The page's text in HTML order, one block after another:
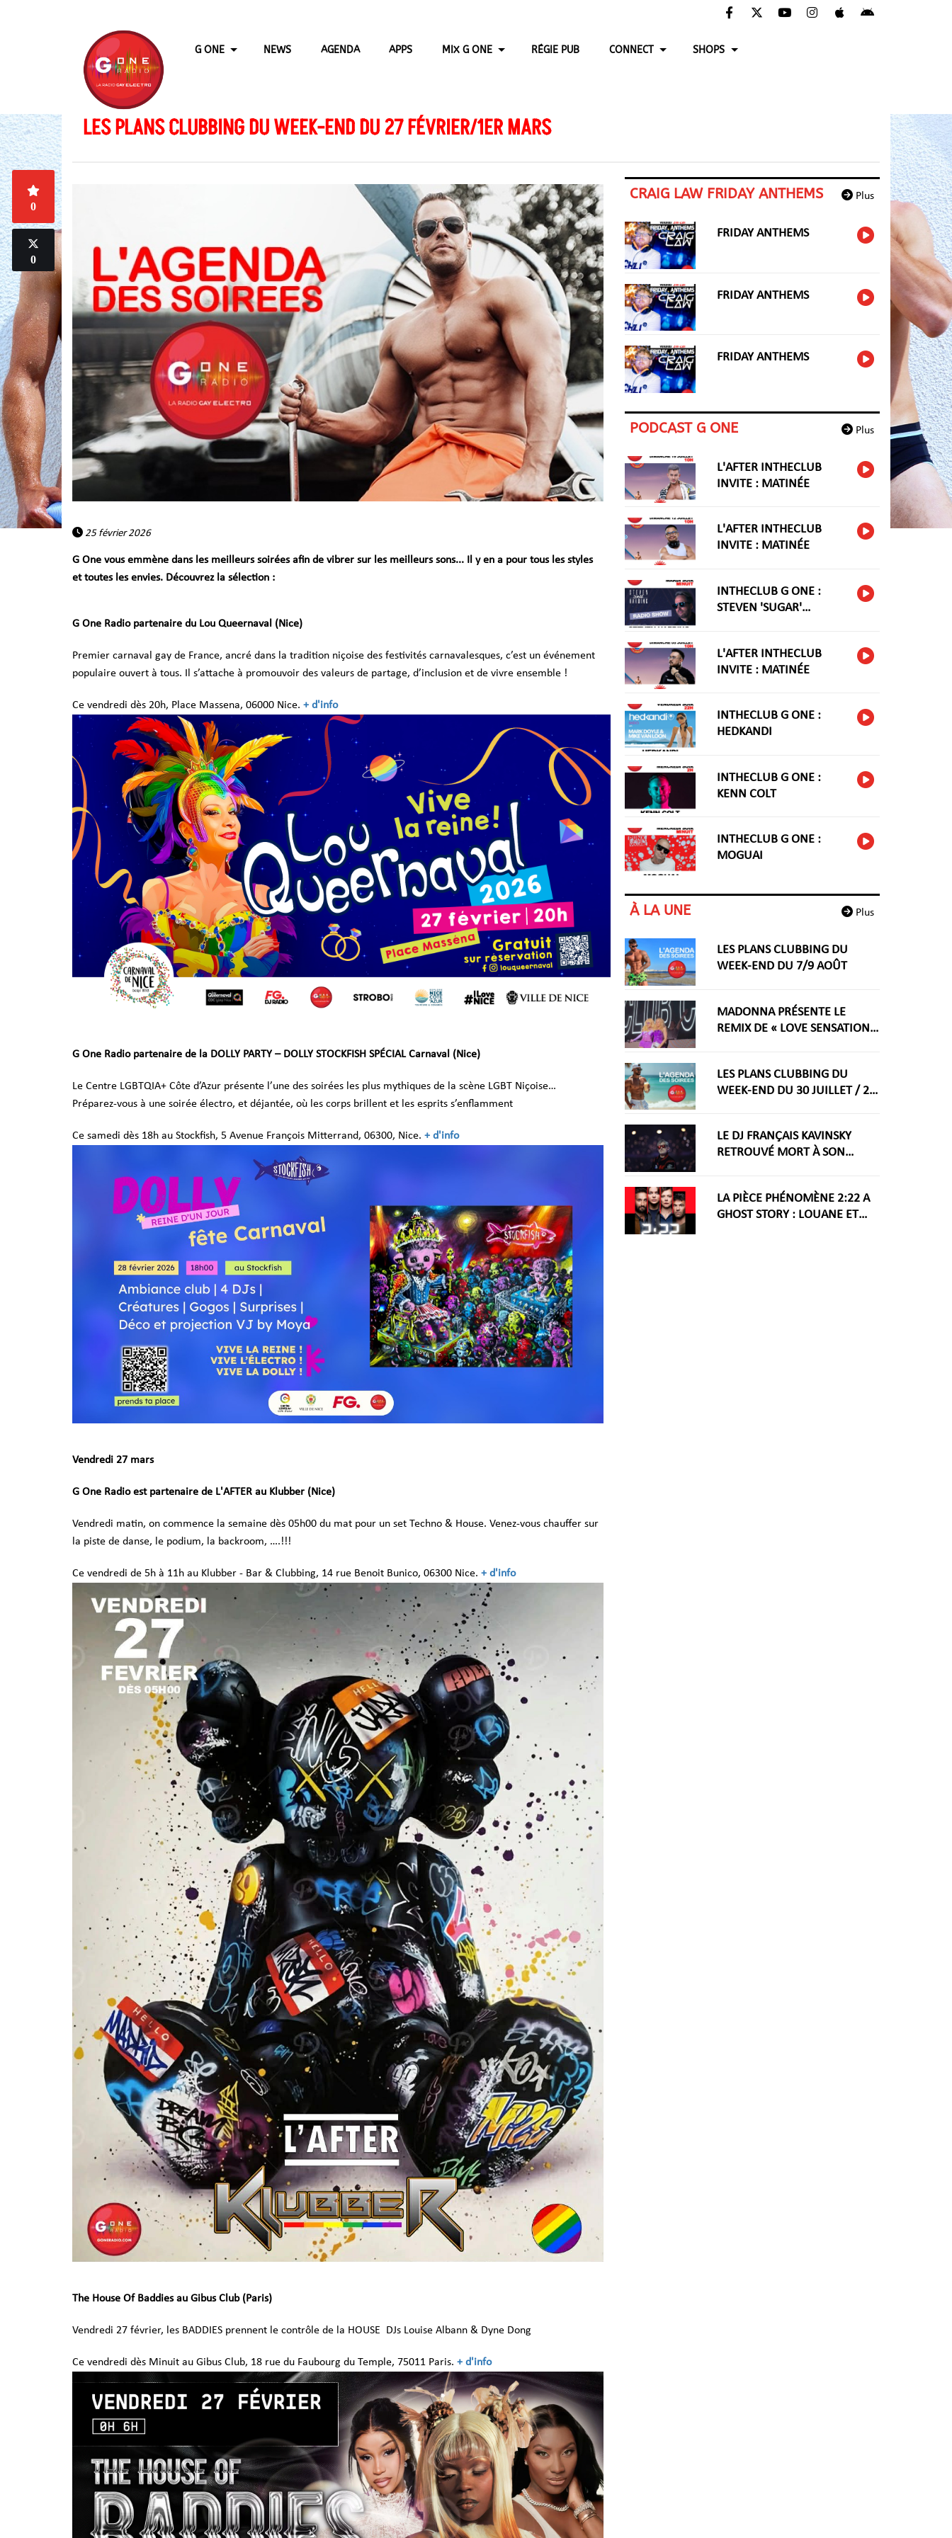
G ONE NEWS AGENDA APPS MIX G ONE RÉGIE PUB CONNECT SHOPS
LES PLANS CLUBBING DU WEEK-END DU 27 FÉVRIER/1ER MARS
0
0
25 février 2026
G One vous emmène dans les meilleurs soirées afin de vibrer sur les meilleurs sons... Il y en a pour tous les styles
et toutes les envies. Découvrez la sélection :
G One Radio partenaire du Lou Queernaval (Nice)
Premier carnaval gay de France, ancré dans la tradition niçoise des festivités carnavalesques, c’est un événement
populaire ouvert à tous. Il s’attache à promouvoir des valeurs de partage, d’inclusion et de vivre ensemble !
Ce vendredi dès 20h, Place Massena, 06000 Nice. + d'info
G One Radio partenaire de la DOLLY PARTY – DOLLY STOCKFISH SPÉCIAL Carnaval (Nice)
Le Centre LGBTQIA+ Côte d’Azur présente l’une des soirées les plus mythiques de la scène LGBT Niçoise…
Préparez-vous à une soirée électro, et déjantée, où les corps brillent et les esprits s’enflamment
Ce samedi dès 18h au Stockfish, 5 Avenue François Mitterrand, 06300, Nice. + d'info
Vendredi 27 mars
G One Radio est partenaire de L'AFTER au Klubber (Nice)
Vendredi matin, on commence la semaine dès 05h00 du mat pour un set Techno & House. Venez-vous chauffer sur
la piste de danse, le podium, la backroom, ….!!!
Ce vendredi de 5h à 11h au Klubber - Bar & Clubbing, 14 rue Benoit Bunico, 06300 Nice. + d'info
The House Of Baddies au Gibus Club (Paris)
Vendredi 27 février, les BADDIES prennent le contrôle de la HOUSE DJs Louise Albann & Dyne Dong
Ce vendredi dès Minuit au Gibus Club, 18 rue du Faubourg du Temple, 75011 Paris. + d'info
Plus
CRAIG LAW FRIDAY ANTHEMS
FRIDAY ANTHEMS
FRIDAY ANTHEMS
FRIDAY ANTHEMS
Plus
PODCAST G ONE
L'AFTER INTHECLUB
INVITE : MATINÉE
L'AFTER INTHECLUB
INVITE : MATINÉE
INTHECLUB G ONE :
STEVEN 'SUGAR'
L'AFTER INTHECLUB
INVITE : MATINÉE
INTHECLUB G ONE :
HEDKANDI
INTHECLUB G ONE :
KENN COLT
INTHECLUB G ONE :
MOGUAI
Plus
À LA UNE
LES PLANS CLUBBING DU
WEEK-END DU 7/9 AOÛT
MADONNA PRÉSENTE LE
REMIX DE « LOVE SENSATION »
2026
LES PLANS CLUBBING DU
WEEK-END DU 30 JUILLET / 2
LE DJ FRANÇAIS KAVINSKY
RETROUVÉ MORT À SON
LA PIÈCE PHÉNOMÈNE 2:22 A
GHOST STORY : LOUANE ET